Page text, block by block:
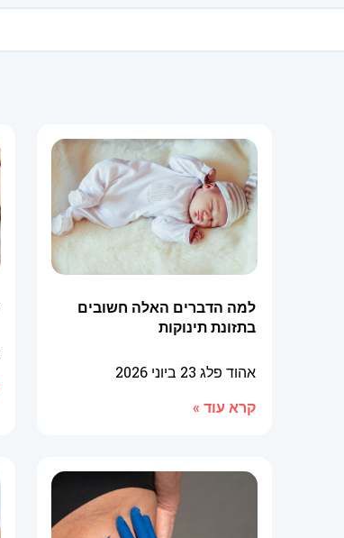
למה הדברים האלה חשובים
בתזונת תינוקות
אהוד פלג 23 ביוני 2026
קרא עוד »